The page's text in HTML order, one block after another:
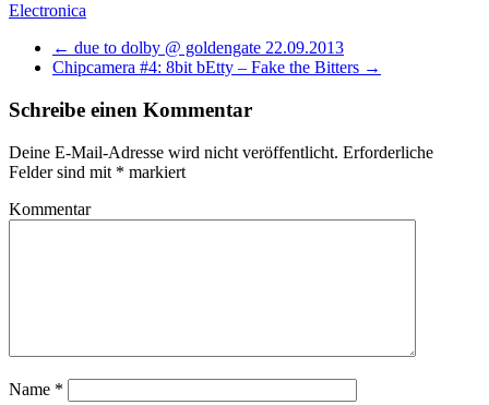
Electronica
← due to dolby @ goldengate 22.09.2013
Chipcamera #4: 8bit bEtty – Fake the Bitters →
Schreibe einen Kommentar
Deine E-Mail-Adresse wird nicht veröffentlicht. Erforderliche
Felder sind mit * markiert
Kommentar
Name *